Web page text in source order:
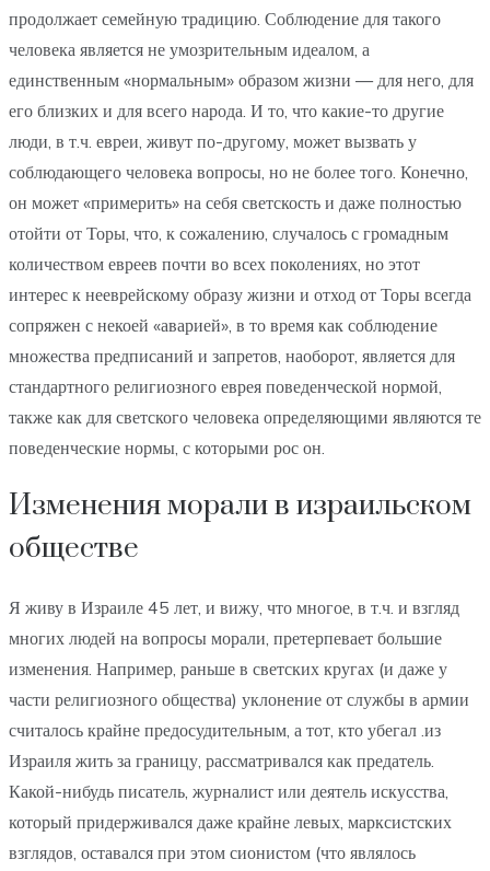
продолжает семейную традицию. Соблюдение для такого
человека является не умозрительным идеалом, а
единственным «нормальным» образом жизни — для него, для
его близких и для всего народа. И то, что какие-то другие
люди, в т.ч. евреи, живут по-другому, может вызвать у
соблюдающего человека вопросы, но не более того. Конечно,
он может «примерить» на себя светскость и даже полностью
отойти от Торы, что, к сожалению, случалось с громадным
количеством евреев почти во всех поколениях, но этот
интерес к нееврейскому образу жизни и отход от Торы всегда
сопряжен с некоей «аварией», в то время как соблюдение
множества предписаний и запретов, наоборот, является для
стандартного религиозного еврея поведенческой нормой,
также как для светского человека определяющими являются те
поведенческие нормы, с которыми рос он.
Изменения морали в израильском
обществе
Я живу в Израиле 45 лет, и вижу, что многое, в т.ч. и взгляд
многих людей на вопросы морали, претерпевает большие
изменения. Например, раньше в светских кругах (и даже у
части религиозного общества) уклонение от службы в армии
считалось крайне предосудительным, а тот, кто убегал .из
Израиля жить за границу, рассматривался как предатель.
Какой-нибудь писатель, журналист или деятель искусства,
который придерживался даже крайне левых, марксистских
взглядов, оставался при этом сионистом (что являлось